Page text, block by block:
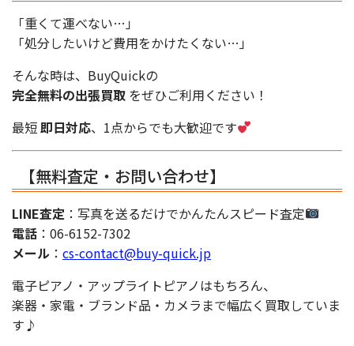
「重くて運べない…」
「処分したいけど費用をかけたくない…」
そんな時は、BuyQuickの
完全無料の出張買取 をぜひご利用ください！
最短即日対応、1点からでも大歓迎です
【無料査定・お問い合わせ】
LINE査定 ：写真を送るだけでかんたんスピード査定
電話 ：06-6152-7302
メール ： cs-contact@buy-quick.jp
電子ピアノ・アップライトピアノはもちろん、
楽器・家電・ブランド品・カメラまで幅広く買取していま
す♪